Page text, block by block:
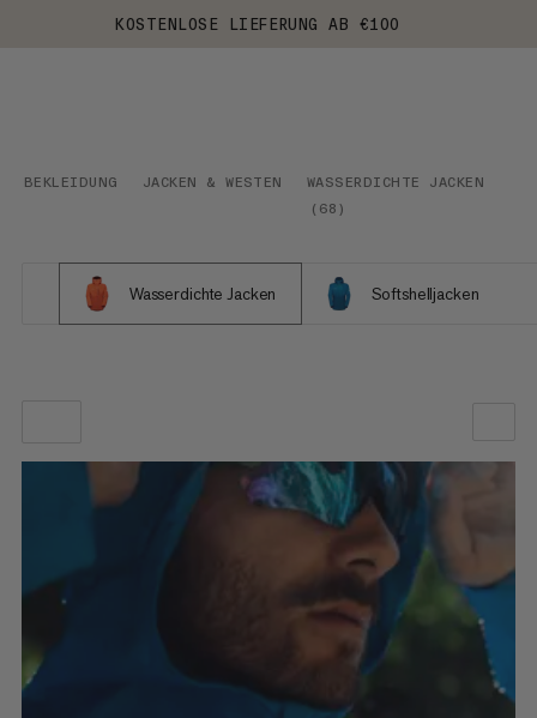
KOSTENLOSE LIEFERUNG AB €100
BEKLEIDUNG JACKEN & WESTEN
WASSERDICHTE JACKEN
( 68 )
Wasserdichte Jacken Softshelljacken
UNSERE EMPFEHLUNG
NIEDRIGSTER PREIS
HÖCHSTER PREIS
NEUHEITEN